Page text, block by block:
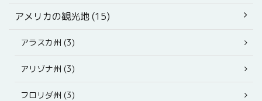
アメリカの観光地 (15)
アラスカ州 (3)
アリゾナ州 (3)
フロリダ州 (3)